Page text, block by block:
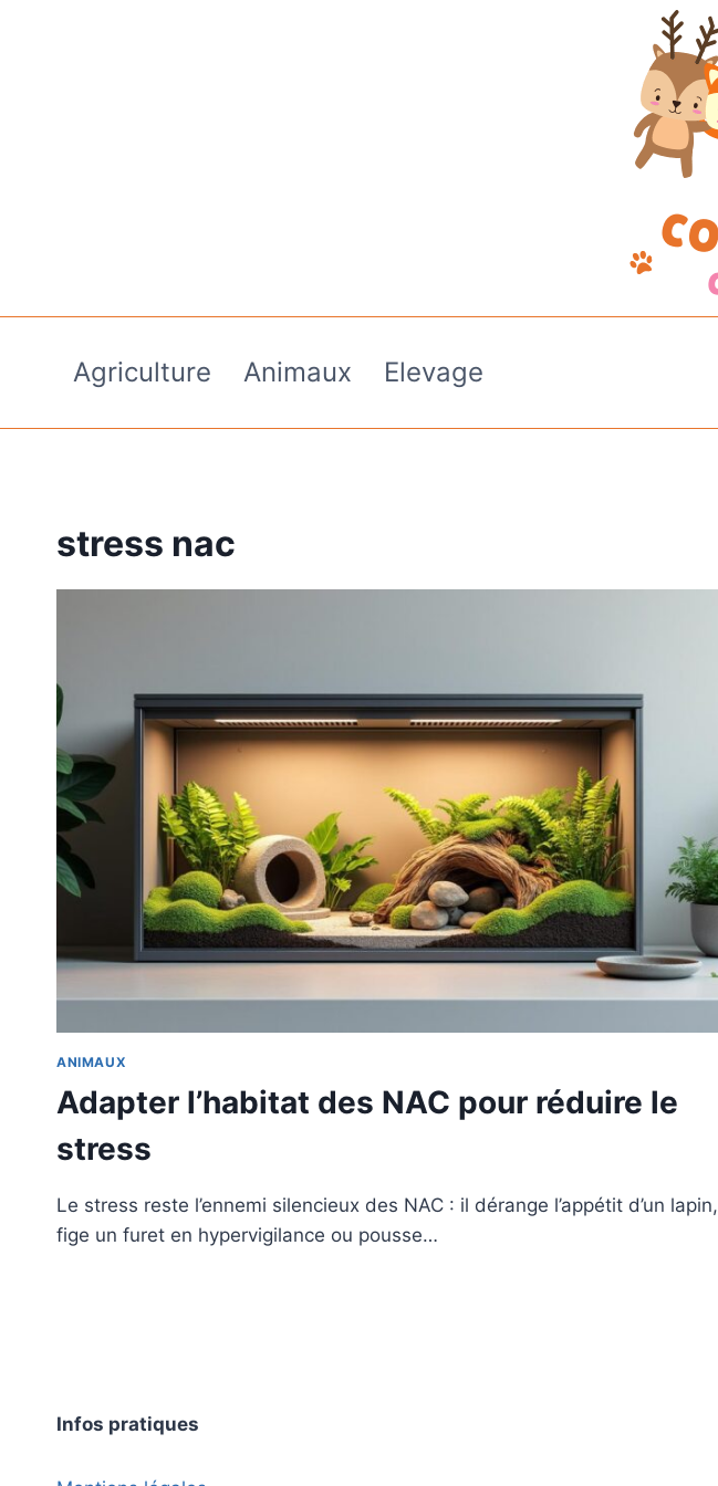
Agriculture Animaux Elevage
stress nac
ANIMAUX
Adapter l’habitat des NAC pour réduire le
stress
Le stress reste l’ennemi silencieux des NAC : il dérange l’appétit d’un lapin,
fige un furet en hypervigilance ou pousse…
Infos pratiques